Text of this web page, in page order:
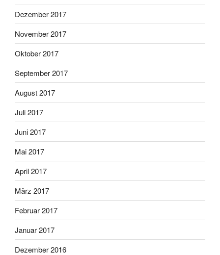
Dezember 2017
November 2017
Oktober 2017
September 2017
August 2017
Juli 2017
Juni 2017
Mai 2017
April 2017
März 2017
Februar 2017
Januar 2017
Dezember 2016